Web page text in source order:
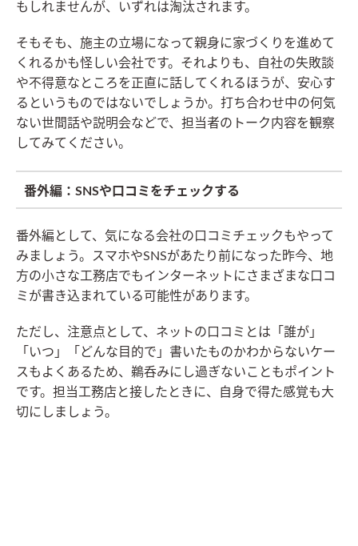
もしれませんが、いずれは淘汰されます。
そもそも、施主の立場になって親身に家づくりを進めて
くれるかも怪しい会社です。それよりも、自社の失敗談
や不得意なところを正直に話してくれるほうが、安心す
るというものではないでしょうか。打ち合わせ中の何気
ない世間話や説明会などで、担当者のトーク内容を観察
してみてください。
番外編：SNSや口コミをチェックする
番外編として、気になる会社の口コミチェックもやって
みましょう。スマホやSNSがあたり前になった昨今、地
方の小さな工務店でもインターネットにさまざまな口コ
ミが書き込まれている可能性があります。
ただし、注意点として、ネットの口コミとは「誰が」
「いつ」「どんな目的で」書いたものかわからないケー
スもよくあるため、鵜呑みにし過ぎないこともポイント
です。担当工務店と接したときに、自身で得た感覚も大
切にしましょう。